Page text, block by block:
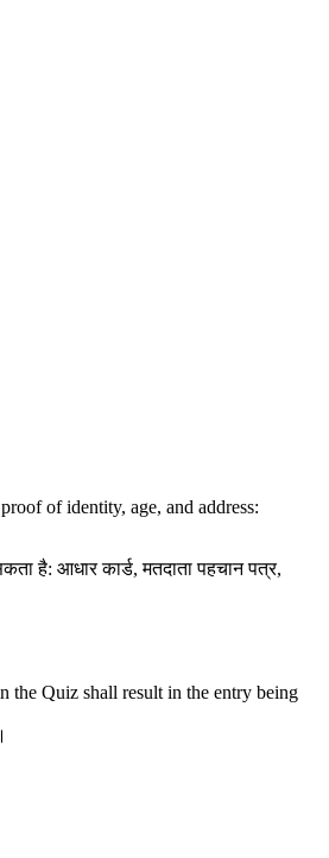
of identity, age, and address:
है: आधार कार्ड, मतदाता पहचान पत्र,
the Quiz shall result in the entry being